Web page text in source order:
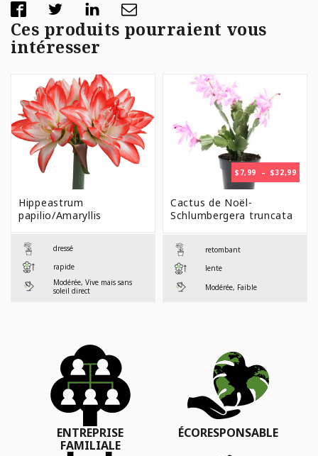
Ces produits pourraient vous
intéresser
Hippeastrum
papilio/Amaryllis
dressé
rapide
Modérée, Vive mais sans
soleil direct
$ 7,99 – $32,99
DE
Cactus de Noël-
Schlumbergera truncata
retombant
lente
Modérée, Faible
ENTREPRISE
FAMILIALE
ÉCORESPONSABLE